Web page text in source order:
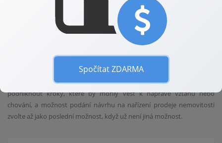
Často však není problémem sám pronajímatel, ale nájemník, který v
dané nemovitosti bydlí. Dotčení sousedé se zpravidla nejprve obracejí
na vlastníka bytu, ale pokud kroky učiněné vlastníkem nevedou k
nápravě, je možné požádat i o prodej nemovitosti, a to právě z
důvodu nevhodných nájemníků.
Pokud se potýkáte s problémy se sousedy, snažte se nejprve
podniknout kroky, které by mohly vést k nápravě vztahů nebo
chování, a možnost podání návrhu na nařízení prodeje nemovitosti
zvolte až jako poslední možnost, když už není jiná možnost.
Spočítat ZDARMA